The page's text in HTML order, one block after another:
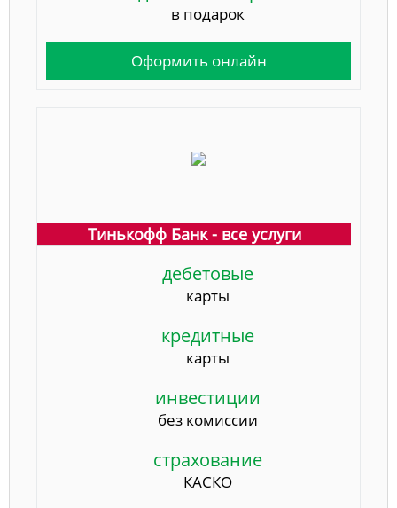
в подарок
Оформить онлайн
Тинькофф Банк - все услуги
дебетовые
карты
кредитные
карты
инвестиции
без комиссии
страхование
КАСКО